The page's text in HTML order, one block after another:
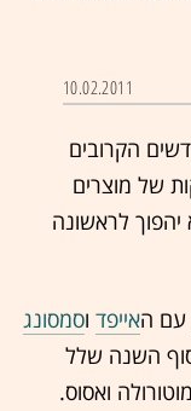
10.02.2011
הקרובים
של מוצרים
לראשונה
עם האייפד וסמסונג
השנה שלל
ואסוס.